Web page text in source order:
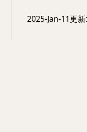
2025-Jan-11更新